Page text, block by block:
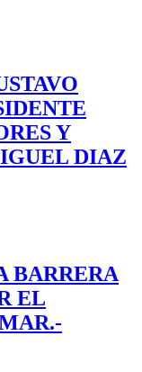
Y
DIAZ
BARRERA
EL